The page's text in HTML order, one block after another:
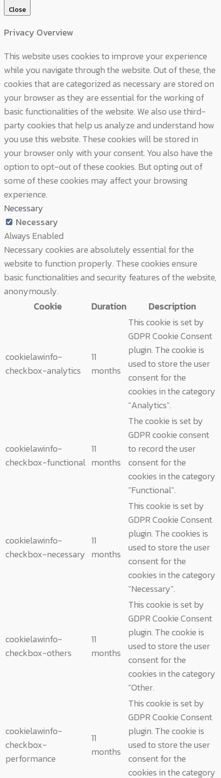
Close
Privacy Overview
This website uses cookies to improve your experience
while you navigate through the website. Out of these, the
cookies that are categorized as necessary are stored on
your browser as they are essential for the working of
basic functionalities of the website. We also use third-
party cookies that help us analyze and understand how
you use this website. These cookies will be stored in
your browser only with your consent. You also have the
option to opt-out of these cookies. But opting out of
some of these cookies may affect your browsing
experience.
Necessary
Necessary
Always Enabled
Necessary cookies are absolutely essential for the
website to function properly. These cookies ensure
basic functionalities and security features of the website,
anonymously.
Cookie
Duration Description
cookielawinfo-
checkbox-analytics
11
months
This cookie is set by
GDPR Cookie Consent
plugin. The cookie is
used to store the user
consent for the
cookies in the category
"Analytics".
cookielawinfo-
checkbox-functional
11
months
The cookie is set by
GDPR cookie consent
to record the user
consent for the
cookies in the category
"Functional".
cookielawinfo-
checkbox-necessary
11
months
This cookie is set by
GDPR Cookie Consent
plugin. The cookies is
used to store the user
consent for the
cookies in the category
"Necessary".
cookielawinfo-
checkbox-others
11
months
This cookie is set by
GDPR Cookie Consent
plugin. The cookie is
used to store the user
consent for the
cookies in the category
"Other.
cookielawinfo-
checkbox-
performance
11
months
This cookie is set by
GDPR Cookie Consent
plugin. The cookie is
used to store the user
consent for the
cookies in the category